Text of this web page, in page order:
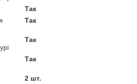
Так
Так
Так
Так
2 шт.